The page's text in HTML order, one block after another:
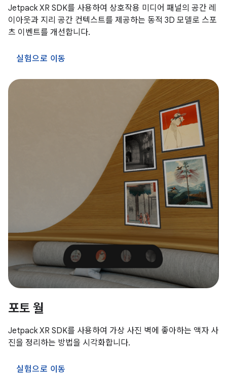
Jetpack XR SDK를 사용하여 상호작용 미디어 패널의 공간 레
이아웃과 지리 공간 컨텍스트를 제공하는 동적 3D 모델로 스포
츠 이벤트를 개선합니다.
실험으로 이동
포토 월
Jetpack XR SDK를 사용하여 가상 사진 벽에 좋아하는 액자 사
진을 정리하는 방법을 시각화합니다.
실험으로 이동